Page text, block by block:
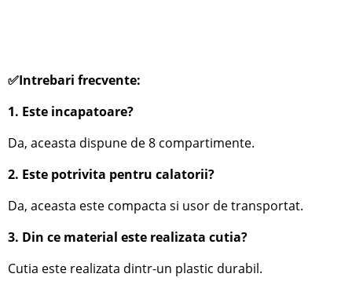
✅Intrebari frecvente:
1. Este incapatoare?
Da, aceasta dispune de 8 compartimente.
2. Este potrivita pentru calatorii?
Da, aceasta este compacta si usor de transportat.
3. Din ce material este realizata cutia?
Cutia este realizata dintr-un plastic durabil.